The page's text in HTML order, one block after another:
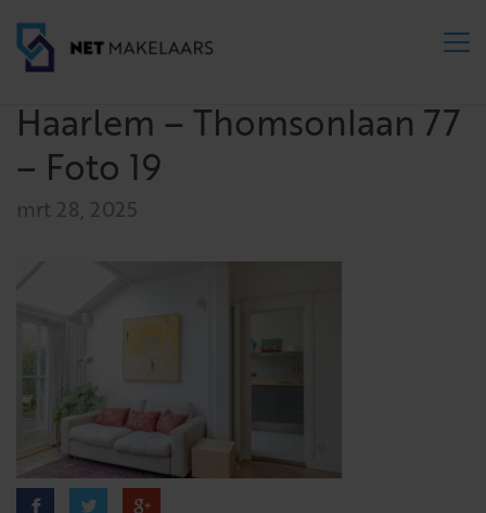
Haarlem – Thomsonlaan 77
– Foto 19
mrt 28, 2025